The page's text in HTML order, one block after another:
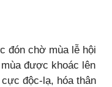
đón chờ mùa lễ hội
được khoác lên
độc-lạ, hóa thân